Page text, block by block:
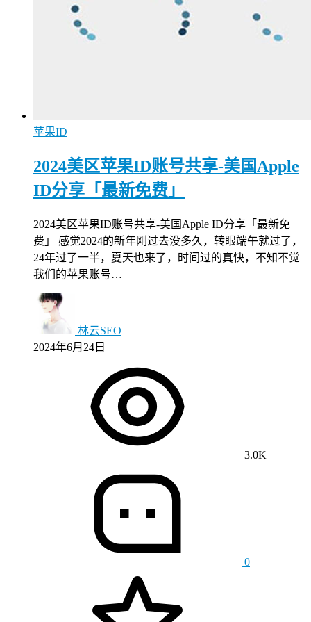
苹果ID
2024美区苹果ID账号共享-美国Apple
ID分享「最新免费」
2024美区苹果ID账号共享-美国Apple ID分享「最新免
费」 感觉2024的新年刚过去没多久，转眼端午就过了，
24年过了一半，夏天也来了，时间过的真快，不知不觉
我们的苹果账号…
林云SEO
2024年6月24日
3.0K
0